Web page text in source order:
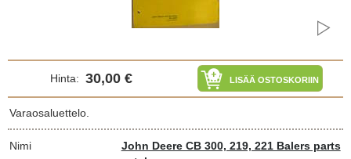
Hinta: 30,00 € LISÄÄ OSTOSKORIIN
Varaosaluettelo.
Nimi
John Deere CB 300, 219, 221 Balers parts